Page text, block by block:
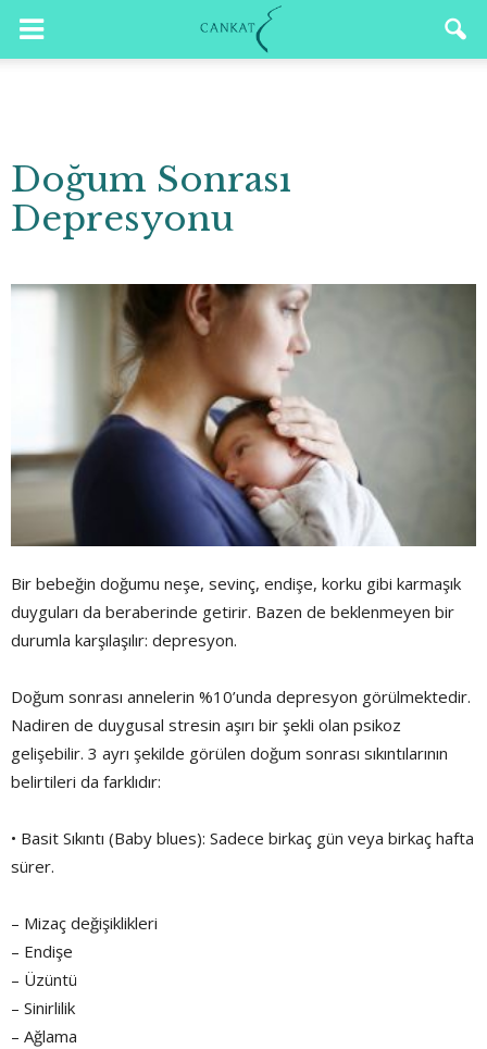
Doğum Sonrası
Depresyonu
Bir bebeğin doğumu neşe, sevinç, endişe, korku gibi karmaşık
duyguları da beraberinde getirir. Bazen de beklenmeyen bir
durumla karşılaşılır: depresyon.
Doğum sonrası annelerin %10’unda depresyon görülmektedir.
Nadiren de duygusal stresin aşırı bir şekli olan psikoz
gelişebilir. 3 ayrı şekilde görülen doğum sonrası sıkıntılarının
belirtileri da farklıdır:
• Basit Sıkıntı (Baby blues): Sadece birkaç gün veya birkaç hafta
sürer.
– Mizaç değişiklikleri
– Endişe
– Üzüntü
– Sinirlilik
– Ağlama